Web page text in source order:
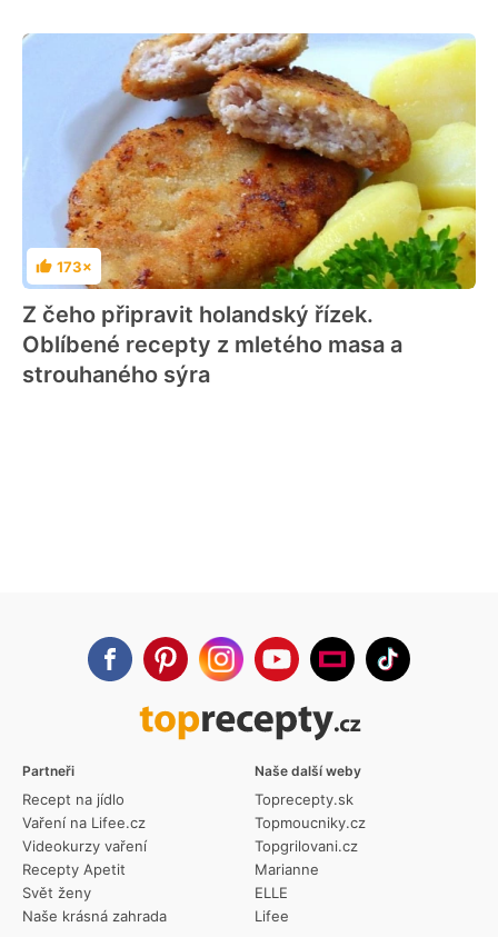
Hodnocení
173×
Z čeho připravit holandský řízek.
Oblíbené recepty z mletého masa a
strouhaného sýra
Partneři
Recept na jídlo
Vaření na Lifee.cz
Videokurzy vaření
Recepty Apetit
Svět ženy
Naše krásná zahrada
Naše další weby
Toprecepty.sk
Topmoucniky.cz
Topgrilovani.cz
Marianne
ELLE
Lifee